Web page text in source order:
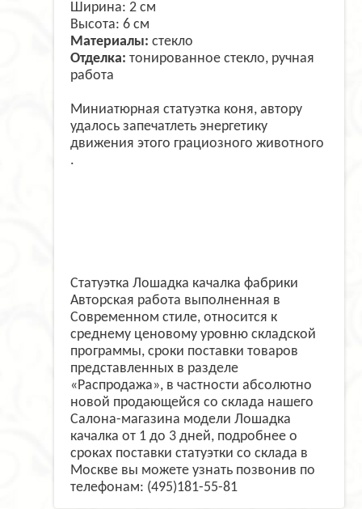
Ширина: 2 см
Высота: 6 см
Материалы: стекло
Отделка: тонированное стекло, ручная
работа
Миниатюрная статуэтка коня, автору
удалось запечатлеть энергетику
движения этого грациозного животного
.
Статуэтка Лошадка качалка фабрики
Авторская работа выполненная в
Современном стиле, относится к
среднему ценовому уровню складской
программы, сроки поставки товаров
представленных в разделе
«Распродажа», в частности абсолютно
новой продающейся со склада нашего
Салона-магазина модели Лошадка
качалка от 1 до 3 дней, подробнее о
сроках поставки статуэтки со склада в
Москве вы можете узнать позвонив по
телефонам: (495)181-55-81